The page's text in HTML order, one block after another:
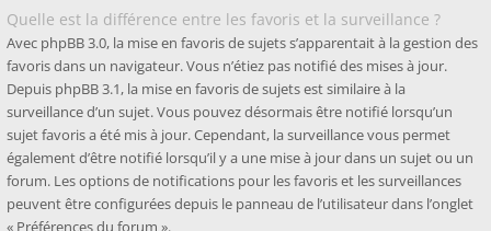
Quelle est la différence entre les favoris et la surveillance ?
Avec phpBB 3.0, la mise en favoris de sujets s’apparentait à la gestion des
favoris dans un navigateur. Vous n’étiez pas notifié des mises à jour.
Depuis phpBB 3.1, la mise en favoris de sujets est similaire à la
surveillance d’un sujet. Vous pouvez désormais être notifié lorsqu’un
sujet favoris a été mis à jour. Cependant, la surveillance vous permet
également d’être notifié lorsqu’il y a une mise à jour dans un sujet ou un
forum. Les options de notifications pour les favoris et les surveillances
peuvent être configurées depuis le panneau de l’utilisateur dans l’onglet
« Préférences du forum ».